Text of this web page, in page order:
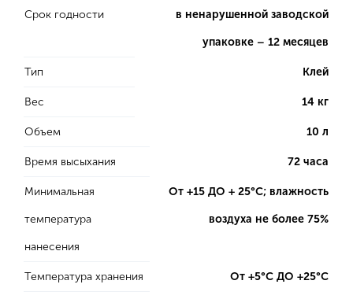
Срок годности в ненарушенной заводской
упаковке – 12 месяцев
Тип Клей
Вес 14 кг
Объем 10 л
Время высыхания 72 часа
Минимальная
температура
нанесения
От +15 ДО + 25°C; влажность
воздуха не более 75%
Температура хранения От +5°C ДО +25°С